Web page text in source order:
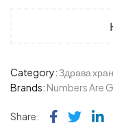
Category:Здрава
Brands: Numbers Are
Share: